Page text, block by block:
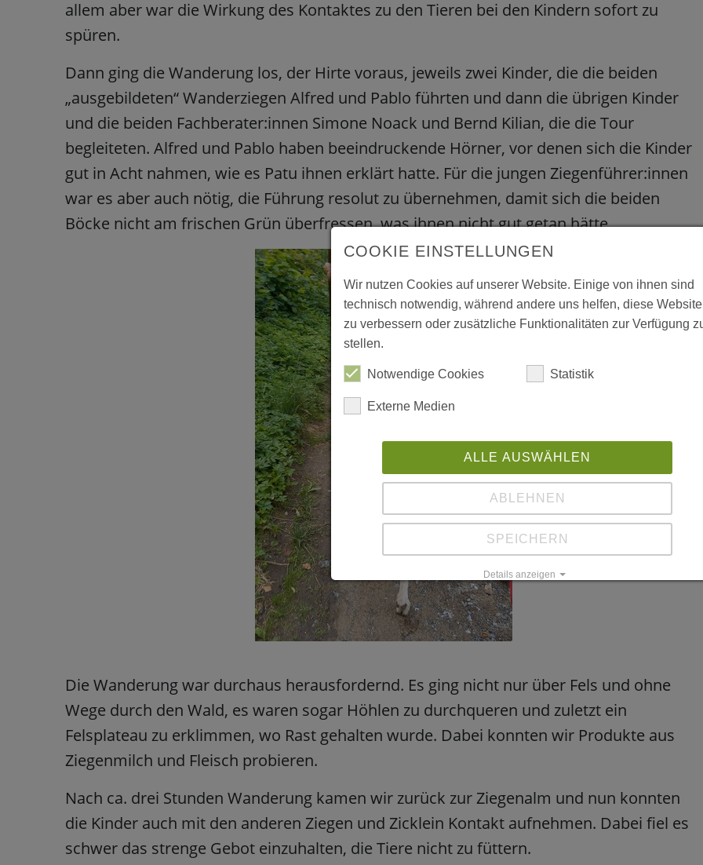
allem aber war die Wirkung des Kontaktes zu den Tieren bei den Kindern sofort zu
spüren.
Dann ging die Wanderung los, der Hirte voraus, jeweils zwei Kinder, die die beiden
„ausgebildeten“ Wanderziegen Alfred und Pablo führten und dann die übrigen Kinder
und die beiden Fachberater:innen Simone Noack und Bernd Kilian, die die Tour
begleiteten. Alfred und Pablo haben beeindruckende Hörner, vor denen sich die Kinder
gut in Acht nahmen, wie es Patu ihnen erklärt hatte. Für die jungen Ziegenführer:innen
war es aber auch nötig, die Führung resolut zu übernehmen, damit sich die beiden
Böcke nicht am frischen Grün überfressen, was ihnen nicht gut getan hätte.
Die Wanderung war durchaus herausfordernd. Es ging nicht nur über Fels und ohne
Wege durch den Wald, es waren sogar Höhlen zu durchqueren und zuletzt ein
Felsplateau zu erklimmen, wo Rast gehalten wurde. Dabei konnten wir Produkte aus
Ziegenmilch und Fleisch probieren.
Nach ca. drei Stunden Wanderung kamen wir zurück zur Ziegenalm und nun konnten
die Kinder auch mit den anderen Ziegen und Zicklein Kontakt aufnehmen. Dabei fiel es
schwer das strenge Gebot einzuhalten, die Tiere nicht zu füttern.
COOKIE EINSTELLUNGEN
Wir nutzen Cookies auf unserer Website. Einige von ihnen sind
technisch notwendig, während andere uns helfen, diese Website
zu verbessern oder zusätzliche Funktionalitäten zur Verfügung
stellen.
Notwendige Cookies Statistik
Externe Medien
ALLE AUSWÄHLEN
ABLEHNEN
SPEICHERN
Details anzeigen
Impressum